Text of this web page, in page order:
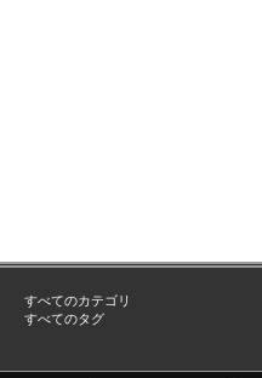
すべてのカテゴリ
すべてのタグ